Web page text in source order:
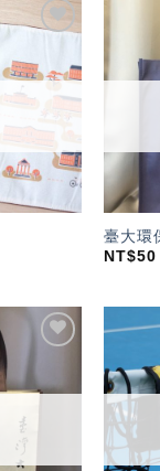
「願
望輕
單」
臺大環
NT$50
望輕